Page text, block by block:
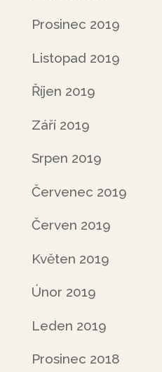
Prosinec 2019
Listopad 2019
Říjen 2019
Září 2019
Srpen 2019
Červenec 2019
Červen 2019
Květen 2019
Únor 2019
Leden 2019
Prosinec 2018